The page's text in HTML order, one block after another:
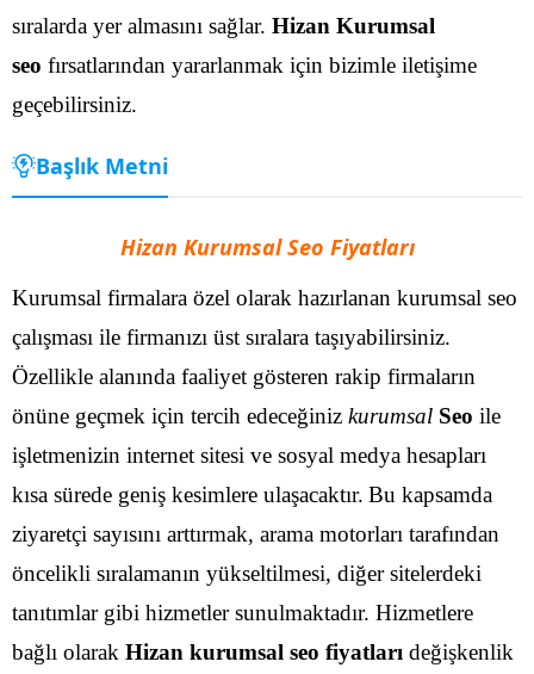
sıralarda yer almasını sağlar. Hizan Kurumsal
seo fırsatlarından yararlanmak için bizimle iletişime
geçebilirsiniz.
Başlık Metni
Hizan Kurumsal Seo Fiyatları
Kurumsal firmalara özel olarak hazırlanan kurumsal seo
çalışması ile firmanızı üst sıralara taşıyabilirsiniz.
Özellikle alanında faaliyet gösteren rakip firmaların
önüne geçmek için tercih edeceğiniz kurumsal Seo ile
işletmenizin internet sitesi ve sosyal medya hesapları
kısa sürede geniş kesimlere ulaşacaktır. Bu kapsamda
ziyaretçi sayısını arttırmak, arama motorları tarafından
öncelikli sıralamanın yükseltilmesi, diğer sitelerdeki
tanıtımlar gibi hizmetler sunulmaktadır. Hizmetlere
bağlı olarak Hizan kurumsal seo fiyatları değişkenlik